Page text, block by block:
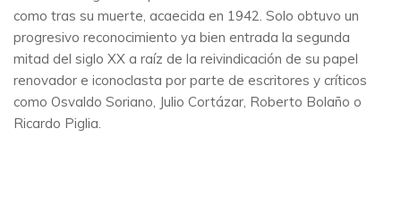
como tras su muerte, acaecida en 1942. Solo obtuvo un
progresivo reconocimiento ya bien entrada la segunda
mitad del siglo XX a raíz de la reivindicación de su papel
renovador e iconoclasta por parte de escritores y críticos
como Osvaldo Soriano, Julio Cortázar, Roberto Bolaño o
Ricardo Piglia.